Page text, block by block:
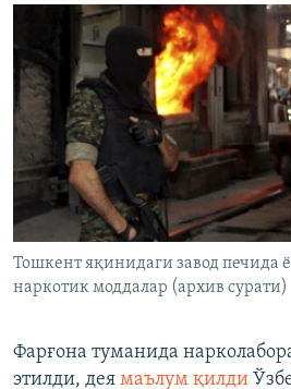
Тошкент яқинидаги завод печида
наркотик моддалар (архив сурати)
Фарғона туманида
этилди, дея маълум қилди